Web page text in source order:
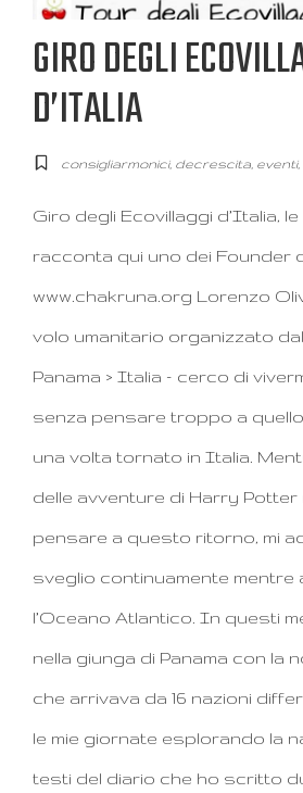
GIRO DEGLI
D’ITALIA
consigliarmonici, decrescita, eventi,
Giro degli Ecovillaggi d’Italia,
racconta qui uno dei Founder
www.chakruna.org Lorenzo
volo umanitario organizzato
Panama > Italia – cerco di
senza pensare troppo a
una volta tornato in Italia.
delle avventure di Harry
pensare a questo ritorno, mi
sveglio continuamente
l’Oceano Atlantico. In questi
nella giunga di Panama con la
che arrivava da 16 nazioni
le mie giornate esplorando la
testi del diario che ho scritto